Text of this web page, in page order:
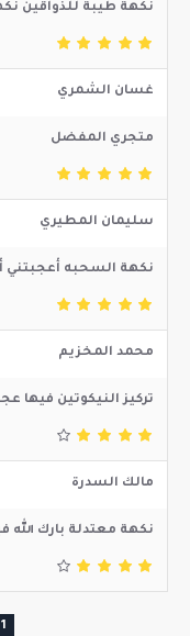
نكهة طيبة للذواقين
غسان الشمري
متجري المفضل
سليمان المطيري
نكهة السحبه أعجبتني
محمد المخزيم
تركيز النيكوتين فيها
مالك السدرة
نكهة معتدلة بارك الله
1